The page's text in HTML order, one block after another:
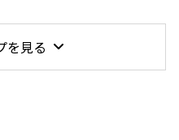
を見る